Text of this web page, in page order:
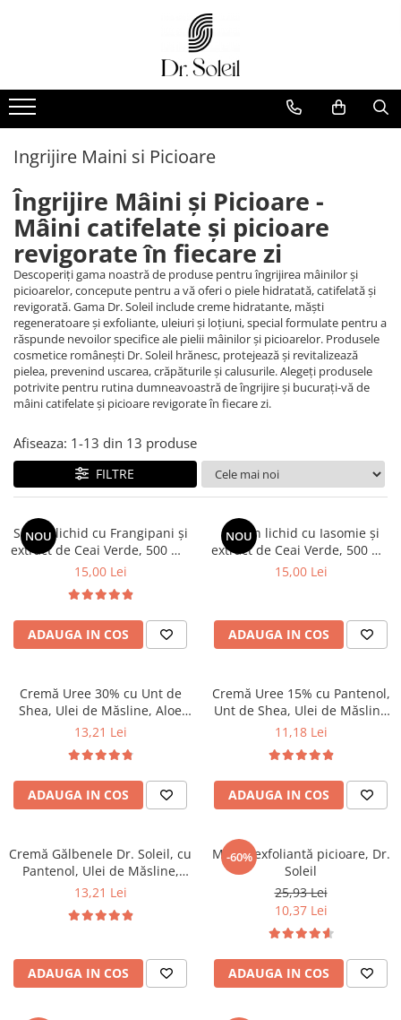
Ingrijire Maini si Picioare
Îngrijire Mâini și Picioare -
Mâini catifelate și picioare
revigorate în fiecare zi
Descoperiți gama noastră de produse pentru îngrijirea mâinilor și
picioarelor, concepute pentru a vă oferi o piele hidratată, catifelată și
revigorată. Gama Dr. Soleil include creme hidratante, măști
regeneratoare și exfoliante, uleiuri și loțiuni, special formulate pentru a
răspunde nevoilor specifice ale pielii mâinilor și picioarelor. Produsele
cosmetice românești Dr. Soleil hrănesc, protejează și revitalizează
pielea, prevenind uscarea, crăpăturile și calusurile. Alegeți produsele
potrivite pentru rutina dumneavoastră de îngrijire și bucurați-vă de
mâini catifelate și picioare revigorate în fiecare zi.
Afiseaza: 1-13 din 13 produse
FILTRE
NOU
Săpun lichid cu Frangipani și
extract de Ceai Verde, 500 ml,
Dr. Soleil
15,00 Lei
ADAUGA IN COS
NOU
Săpun lichid cu Iasomie și
extract de Ceai Verde, 500 ml,
Dr. Soleil
15,00 Lei
ADAUGA IN COS
Cremă Uree 30% cu Unt de
Shea, Ulei de Măsline, Aloe
Vera și Extract de Lavandă, 50
13,21 Lei
ADAUGA IN COS
Cremă Uree 15% cu Pantenol,
Unt de Shea, Ulei de Măsline
și Aloe Vera, 50 ml, Dr. Soleil
11,18 Lei
ADAUGA IN COS
Cremă Gălbenele Dr. Soleil, cu
Pantenol, Ulei de Măsline,
Colagen Marin și Ulei din
Dr. Soleil
13,21 Lei
ADAUGA IN COS
-60%
Mască exfoliantă picioare, Dr.
Soleil
25,93 Lei
10,37 Lei
ADAUGA IN COS